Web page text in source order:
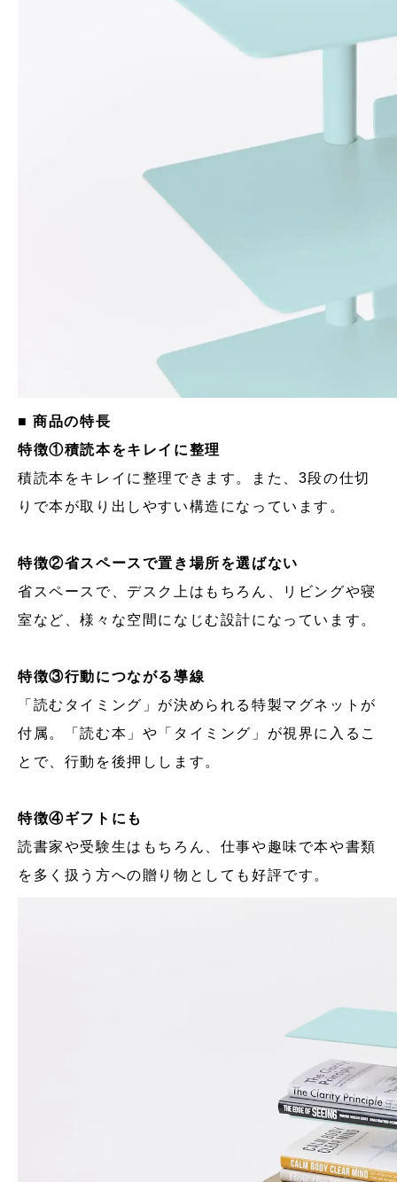
■ 商品の特長
特徴①積読本をキレイに整理
積読本をキレイに整理できます。また、3段の仕切
りで本が取り出しやすい構造になっています。
特徴②省スペースで置き場所を選ばない
省スペースで、デスク上はもちろん、リビングや寝
室など、様々な空間になじむ設計になっています。
特徴③行動につながる導線
「読むタイミング」が決められる特製マグネットが
付属。「読む本」や「タイミング」が視界に入るこ
とで、行動を後押しします。
特徴④ギフトにも
読書家や受験生はもちろん、仕事や趣味で本や書類
を多く扱う方への贈り物としても好評です。